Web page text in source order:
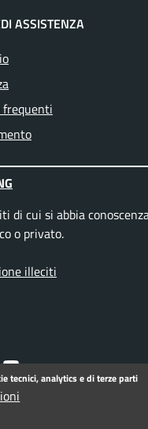
ASSISTENZA
frequenti
di cui si abbia
o privato.
illeciti
WhatsApp
YouTube
tecnici, analytics e di terze parti